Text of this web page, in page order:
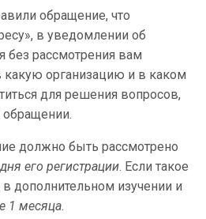
обращение, что
в уведомлении об
без рассмотрения вам
организацию и в каком
для решения вопросов,
должно быть рассмотрено
его регистрации. Если такое
дополнительном изучении и
1 месяца.